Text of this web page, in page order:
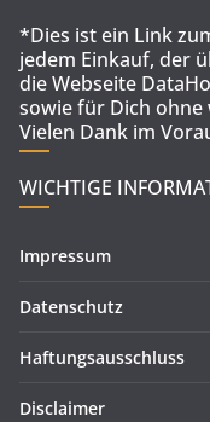
*Dies ist ein Link
jedem Einkauf, der
die Webseite
sowie für Dich
Vielen Dank im
WICHTIGE
Impressum
Datenschutz
Haftungsausschluss
Disclaimer